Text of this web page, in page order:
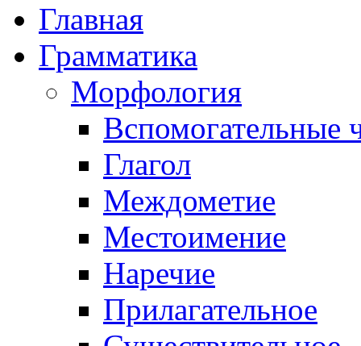
Главная
Грамматика
Морфология
Вспомогательные
Глагол
Междометие
Местоимение
Наречие
Прилагательное